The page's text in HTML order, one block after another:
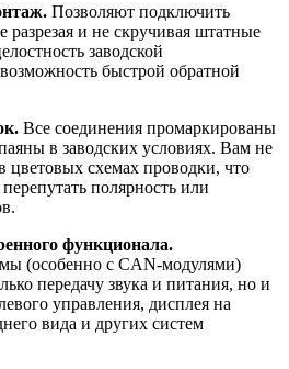
Позволяют подключить
разрезая и не скручивая штатные
заводской
быстрой обратной
Все соединения промаркированы
в заводских условиях. Вам не
цветовых схемах проводки, что
полярность или
функционала.
(особенно с CAN-модулями)
передачу звука и питания, но и
управления, дисплея на
вида и других систем